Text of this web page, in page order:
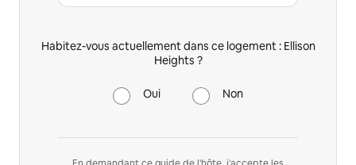
Habitez-vous actuellement dans ce logement : Ellison
Heights ?
Oui Non